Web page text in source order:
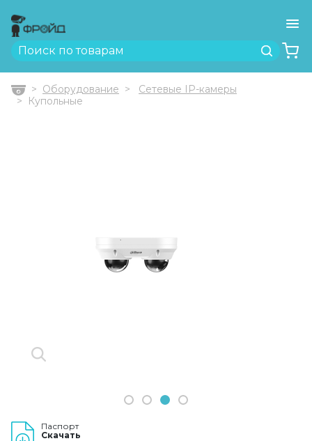
Найти
ГлавнаяОборудование
Сетевые IP-камеры
Купольные
1 2 3 4
Паспорт
Скачать